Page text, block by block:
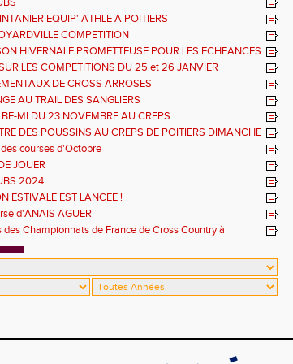
EQUIP' ATHLE A POITIERS
COMPETITION
HIVERNALE PROMETTEUSE POUR LES ECHEANCES
LES COMPETITIONS DU 25 et 26 JANVIER
DE CROSS ARROSES
AU TRAIL DES SANGLIERS
BE-MI DU 23 NOVEMBRE AU CREPS
DES POUSSINS AU CREPS DE POITIERS DIMANCHE
courses d'Octobre
JOUER
2024
ESTIVALE EST LANCEE !
d'ANAIS AGUER
des Championnats de France de Cross Country à